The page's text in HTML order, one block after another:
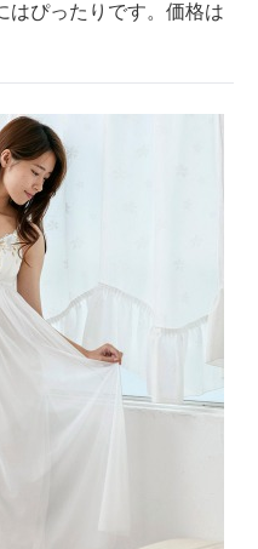
はぴったりです。価格は